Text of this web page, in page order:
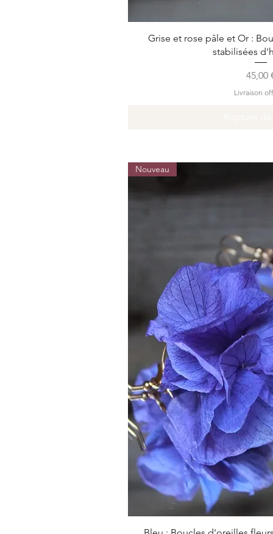
Aperçu
Grise et rose pâle et Or :
stabilisées
Prix
45,00
Livraison
Aperçu
Nouveau